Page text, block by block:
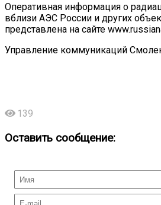
Оперативная информация о
вблизи АЭС России и других
представлена на сайте
Управление коммуникаций
139
Оставить сообщение: